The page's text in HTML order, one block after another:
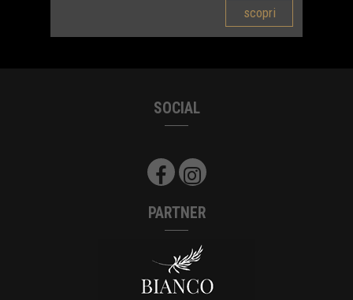
scopri
SOCIAL
PARTNER